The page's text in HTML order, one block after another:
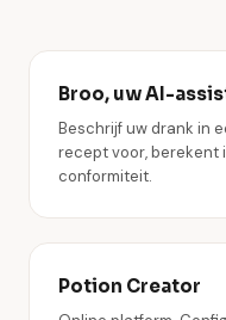
Broo, uw AI-
Beschrijf uw drank in
recept voor,
conformiteit.
Potion Creator